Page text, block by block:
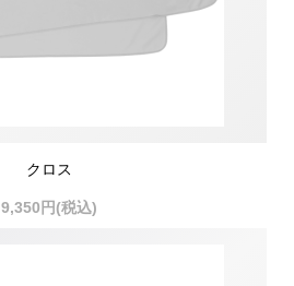
クロス
9,350円(税込)